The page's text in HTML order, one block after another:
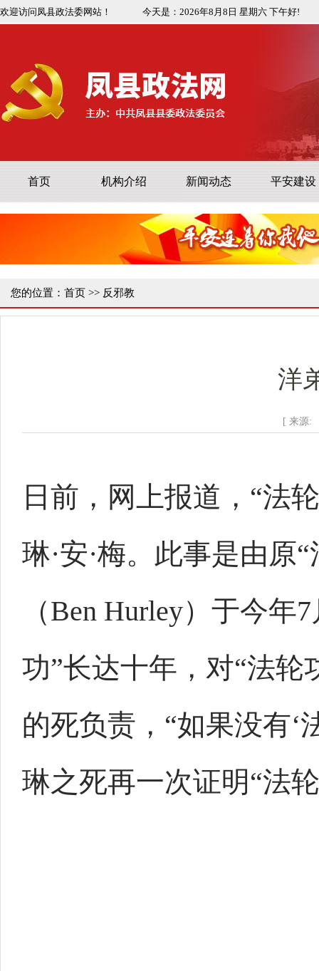
欢迎访问凤县政法委网站！ 今天是： 2026年8月8日 星期六 下午好!
首页 机构介绍 新闻动态 平安建设
您的位置： 首页 >> 反邪教
洋
[ 来源:
日前，网上报道，“法
琳·安·梅。此事是由原
（Ben Hurley）于今
功”长达十年，对“法轮
的死负责，“如果没有‘
琳之死再一次证明“法